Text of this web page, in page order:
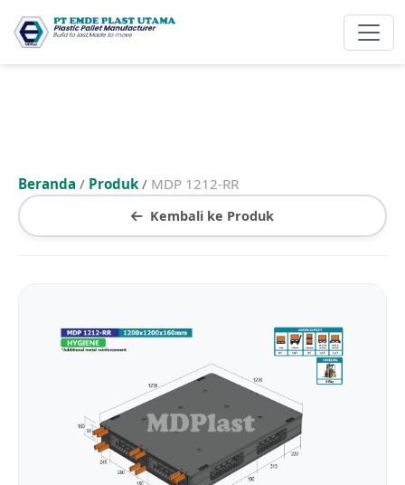
Kembali ke Produk
Beranda / Produk/ MDP 1212-RR